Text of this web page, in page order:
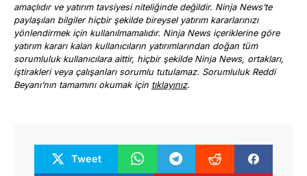
amaçlıdır ve yatırım tavsiyesi niteliğinde değildir. Ninja News’te
paylaşılan bilgiler hiçbir şekilde bireysel yatırım kararlarınızı
yönlendirmek için kullanılmamalıdır. Ninja News içeriklerine göre
yatırım kararı kalan kullanıcıların yatırımlarından doğan tüm
sorumluluk kullanıcılara aittir, hiçbir şekilde Ninja News, ortakları,
iştirakleri veya çalışanları sorumlu tutulamaz. Sorumluluk Reddi
Beyanı’nın tamamını okumak için tıklayınız.
Tweet